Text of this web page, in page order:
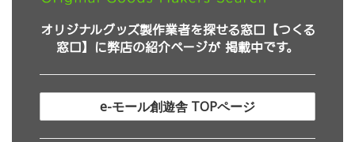
オリジナルグッズ製作業者を探せる窓口【つくる
窓口】に弊店の紹介ページが 掲載中です。
e-モール創遊舎 TOPページ